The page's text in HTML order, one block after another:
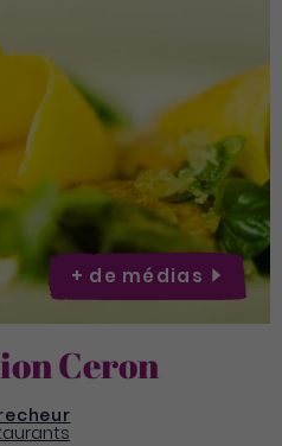
Ceron
+ de médias